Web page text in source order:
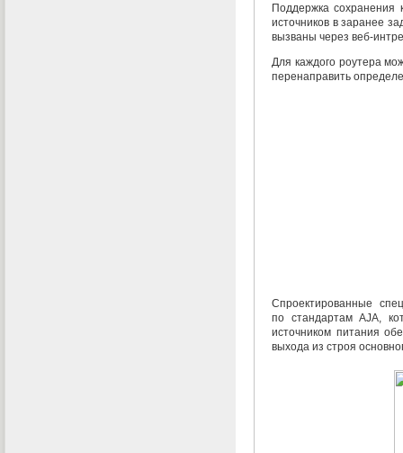
Поддержка сохранения
источников в заранее
вызваны черезвеб-
Для каждого роутера
перенаправить
Спроектированные
по стандартам AJA,
источником питания
выхода из строя